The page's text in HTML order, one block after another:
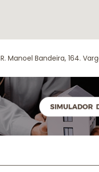
R. Manoel Bandeira, 164.